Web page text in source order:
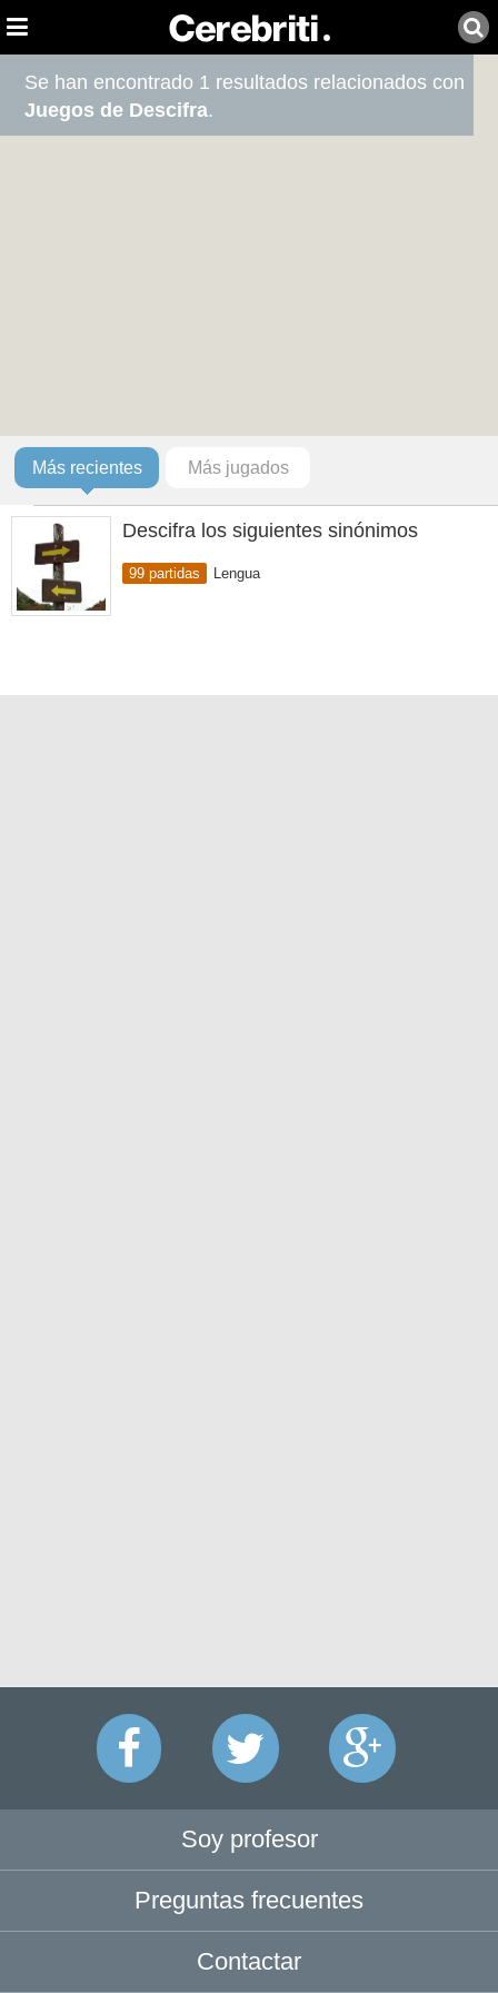
Se han encontrado 1 resultados relacionados con
Juegos de Descifra.
Más recientes Más jugados
Descifra los siguientes sinónimos
99 partidas Lengua
Soy profesor
Preguntas frecuentes
Contactar